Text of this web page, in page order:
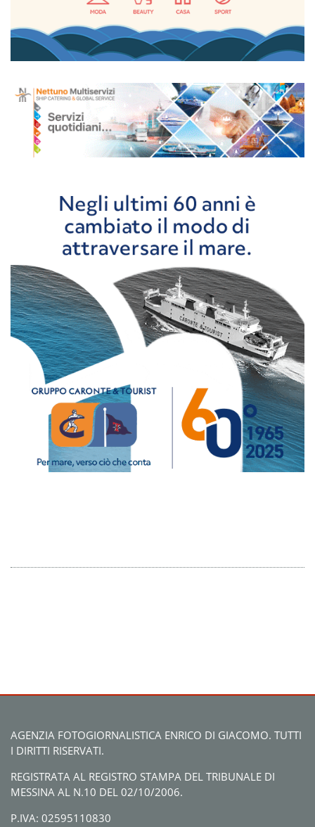
AGENZIA FOTOGIORNALISTICA ENRICO DI GIACOMO. TUTTI
I DIRITTI RISERVATI.
REGISTRATA AL REGISTRO STAMPA DEL TRIBUNALE DI
MESSINA AL N.10 DEL 02/10/2006.
P.IVA: 02595110830